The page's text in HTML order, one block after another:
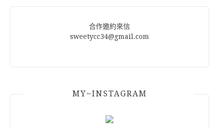
合作邀約來信
sweetycc34@gmail.com
MY~INSTAGRAM